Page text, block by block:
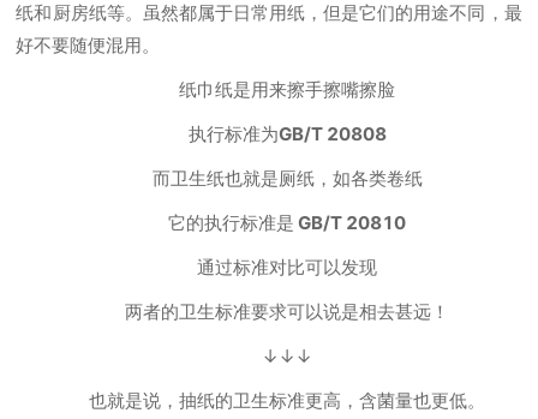
纸和厨房纸等。虽然都属于日常用纸，但是它们的用途不同，最
好不要随便混用。
纸巾纸是用来擦手擦嘴擦脸
执行标准为GB/T 20808
而卫生纸也就是厕纸，如各类卷纸
它的执行标准是 GB/T 20810
通过标准对比可以发现
两者的卫生标准要求可以说是相去甚远！
↓↓↓
也就是说，抽纸的卫生标准更高，含菌量也更低。